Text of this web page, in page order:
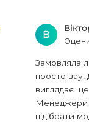
В
Замовляла
просто вау!
виглядає
Менеджери
підібрати